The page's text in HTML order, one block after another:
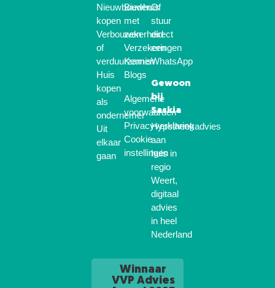
Nieuwbouwhuis
kopen
Verbouwen
of
verduurzamen
Huis
kopen
als
ondernemer
Uit
elkaar
gaan
Bieden
met
zekerheid
Verzekeringen
Kennis
Blogs
Algemene
voorwaarden
Privacyverklaring
Cookie
instellingen
Of
stuur
direct
een
WhatsApp
Gewoon
bij
Saskia
Hypotheekadvies
aan
huis in
regio
Weert,
digitaal
advies
in heel
Nederland
Winnaar
VVP Advies